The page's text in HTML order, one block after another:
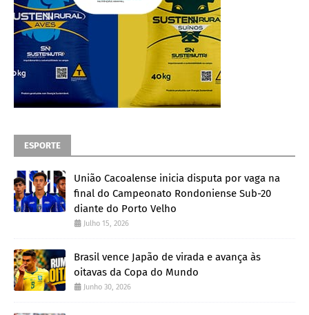
ESPORTE
União Cacoalense inicia disputa por vaga na
final do Campeonato Rondoniense Sub-20
diante do Porto Velho
Julho 15, 2026
Brasil vence Japão de virada e avança às
oitavas da Copa do Mundo
Junho 30, 2026